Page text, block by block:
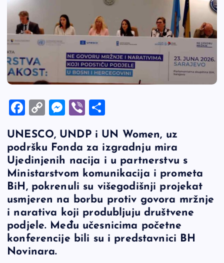
F
c
e
b
o
o
k
C
p
y
Li
n
k
M
se
n
g
er
Vi
er ar
e
UNESCO, UNDP i UN Women, uz
podršku Fonda za izgradnju mira
Ujedinjenih nacija i u partnerstvu s
Ministarstvom komunikacija i prometa
BiH, pokrenuli su višegodišnji projekat
usmjeren na borbu protiv govora mržnje
i narativa koji produbljuju društvene
podjele. Među učesnicima početne
konferencije bili su i predstavnici BH
Novinara.